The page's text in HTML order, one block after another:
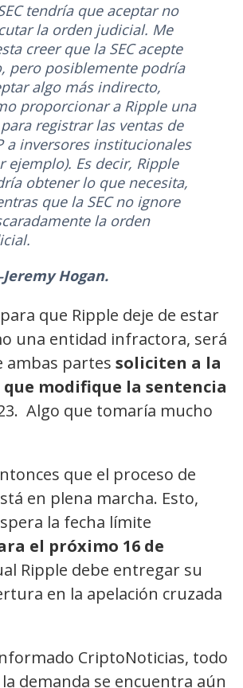
tendría que aceptar no
la orden judicial. Me
creer que la SEC acepte
pero posiblemente podría
algo más indirecto,
proporcionar a Ripple una
registrar las ventas de
a inversores institucionales
ejemplo). Es decir, Ripple
obtener lo que necesita,
que la SEC no ignore
la orden
Jeremy Hogan.
que Ripple deje de estar
una entidad infractora, será
ambas partes soliciten a la
que modifique la sentencia
Algo que tomaría mucho
que el proceso de
en plena marcha. Esto,
la fecha límite
el próximo 16 de
Ripple debe entregar su
en la apelación cruzada
CriptoNoticias, todo
demanda se encuentra aún